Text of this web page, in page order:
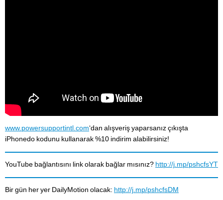
www.powersupportintl.com‘dan alışveriş yaparsanız çıkışta
iPhonedo kodunu kullanarak %10 indirim alabilirsiniz!
YouTube bağlantısını link olarak bağlar mısınız? http://j.mp/pshcfsYT
Bir gün her yer DailyMotion olacak: http://j.mp/pshcfsDM